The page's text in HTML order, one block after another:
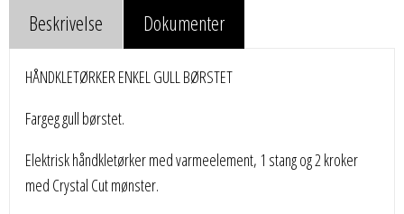
Beskrivelse Dokumenter
HÅNDKLETØRKER ENKEL GULL BØRSTET
Fargeg gull børstet.
Elektrisk håndkletørker med varmeelement, 1 stang og 2 kroker
med Crystal Cut mønster.